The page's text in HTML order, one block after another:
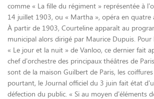
comme « La fille du régiment » représentée à
14 juillet 1903, ou « Martha », opéra en quatre
À partir de 1903, Courteline apparaît au
municipal alors dirigé par Maurice Dupuis.
« Le jour et la nuit » de Vanloo, ce dernier fait
chef d’orchestre des principaux théâtres de
sont de la maison Guilbert de Paris, les
pourtant, le Journal officiel du 3 juin fait état
défection du public. « Si au moyen d’éléments